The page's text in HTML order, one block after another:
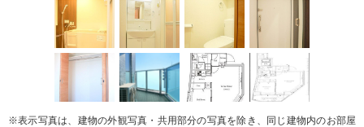
※表示写真は、建物の外観写真・共用部分の写真を除き、同じ建物内のお部屋